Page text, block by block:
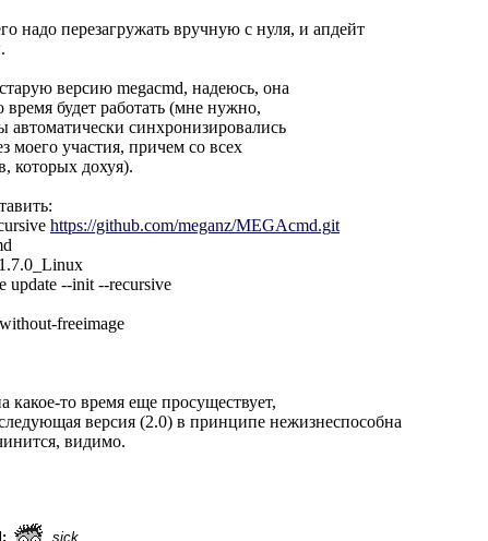
надо перезагружать вручную с нуля, и апдейт
версию megacmd, надеюсь, она
время будет работать (мне нужно,
автоматически синхронизировались
моего участия, причем со всех
которых дохуя).
https://github.com/meganz/MEGAcmd.git
update --init --recursive
freeimage
какое-то время еще просуществует,
версия (2.0) в принципе нежизнеспособна
видимо.
sick